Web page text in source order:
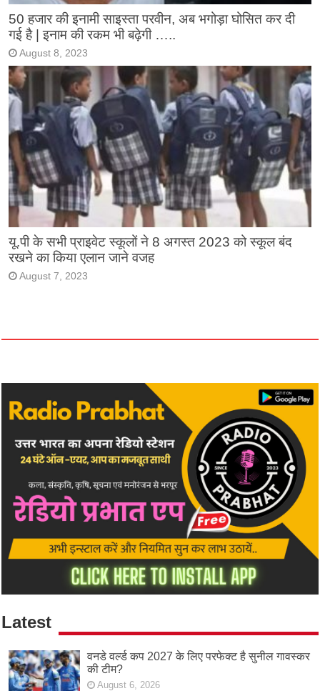
50 हजार की इनामी साइस्ता परवीन, अब भगोड़ा घोसित कर दी
गई है | इनाम की रकम भी बढ़ेगी …..
August 8, 2023
यू.पी के सभी प्राइवेट स्कूलों ने 8 अगस्त 2023 को स्कूल बंद
रखने का किया एलान जाने वजह
August 7, 2023
Latest
वनडे वर्ल्ड कप 2027 के लिए परफेक्ट है सुनील गावस्कर
की टीम?
August 6, 2026